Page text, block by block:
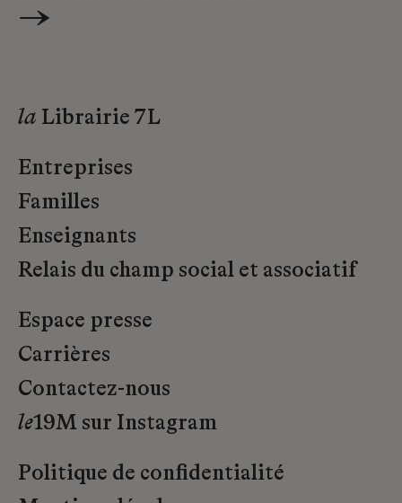
→
la Librairie 7L
Entreprises
Familles
Enseignants
Relais du champ social et associatif
Espace presse
Carrières
Contactez-nous
le19M sur Instagram
Politique de confidentialité